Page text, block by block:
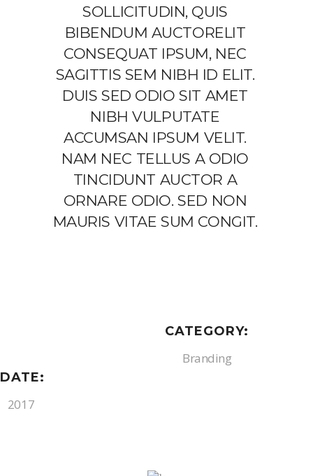
SOLLICITUDIN, QUIS
BIBENDUM AUCTORELIT
CONSEQUAT IPSUM, NEC
SAGITTIS SEM NIBH ID ELIT.
DUIS SED ODIO SIT AMET
NIBH VULPUTATE
ACCUMSAN IPSUM VELIT.
NAM NEC TELLUS A ODIO
TINCIDUNT AUCTOR A
ORNARE ODIO. SED NON
MAURIS VITAE SUM CONGIT.
CATEGORY:
Branding
DATE:
2017